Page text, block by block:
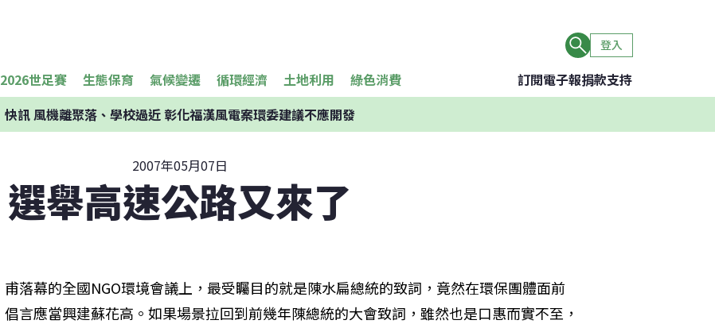
登入
2026世足賽 生態保育 氣候變遷 循環經濟 土地利用 綠色消費 訂閱電子報捐款支持
快訊風機離聚落、學校過近 彰化福漢風電案環委建議不應開發
2007年05月07日
選舉高速公路又來了
甫落幕的全國NGO環境會議上，最受矚目的就是陳水扁總統的致詞，竟然在環保團體面前
倡言應當興建蘇花高。如果場景拉回到前幾年陳總統的大會致詞，雖然也是口惠而實不至，